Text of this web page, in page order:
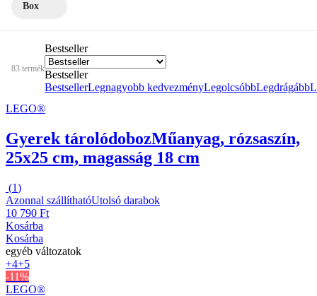
Box
83 termék
Bestseller
Bestseller
BestsellerLegnagyobb kedvezményLegolcsóbbLegdrágább
LEGO®
Gyerek tárolódobozMűanyag, rózsaszín,
25x25 cm, magasság 18 cm
(1)
Azonnal szállíthatóUtolsó darabok
10 790 Ft
Kosárba
Kosárba
egyéb változatok
+4+5
-11%
LEGO®